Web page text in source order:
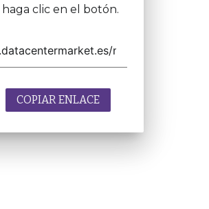
clic en el botón.
COPIAR ENLACE